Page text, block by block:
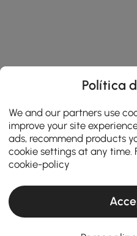
Política
We and our partners use
improve your site
ads, recommend products
cookie settings at any time.
cookie-policy